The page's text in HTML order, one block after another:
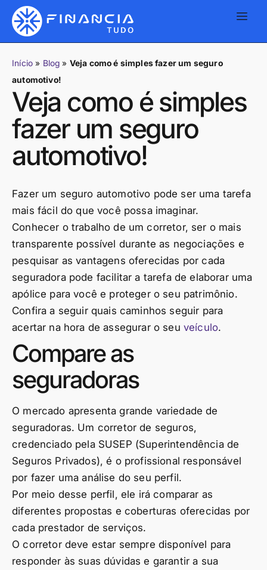
Início » Blog » Veja como é simples fazer um seguro
automotivo!
Veja como é simples
fazer um seguro
automotivo!
Fazer um seguro automotivo pode ser uma tarefa
mais fácil do que você possa imaginar.
Conhecer o trabalho de um corretor, ser o mais
transparente possível durante as negociações e
pesquisar as vantagens oferecidas por cada
seguradora pode facilitar a tarefa de elaborar uma
apólice para você e proteger o seu patrimônio.
Confira a seguir quais caminhos seguir para
acertar na hora de assegurar o seu veículo.
Compare as
seguradoras
O mercado apresenta grande variedade de
seguradoras. Um corretor de seguros,
credenciado pela SUSEP (Superintendência de
Seguros Privados), é o profissional responsável
por fazer uma análise do seu perfil.
Por meio desse perfil, ele irá comparar as
diferentes propostas e coberturas oferecidas por
cada prestador de serviços.
O corretor deve estar sempre disponível para
responder às suas dúvidas e garantir a sua